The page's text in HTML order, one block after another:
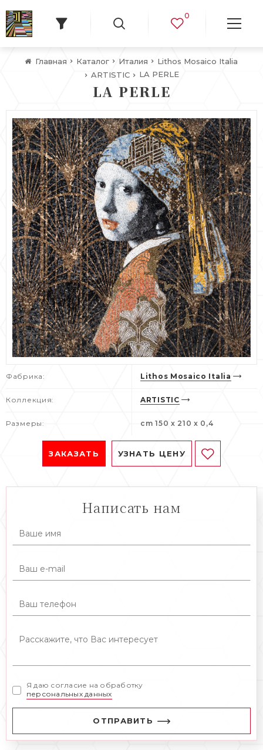
0
Главная Каталог Италия
Lithos Mosaico Italia
ARTISTIC
LA PERLE
LA PERLE
Фабрика: Lithos Mosaico Italia
Коллекция: ARTISTIC
Размеры: cm 150 x 210 x 0,4
ЗАКАЗАТЬ УЗНАТЬ ЦЕНУ
Написать нам
Я даю согласие на обработку
персональных данных
ОТПРАВИТЬ